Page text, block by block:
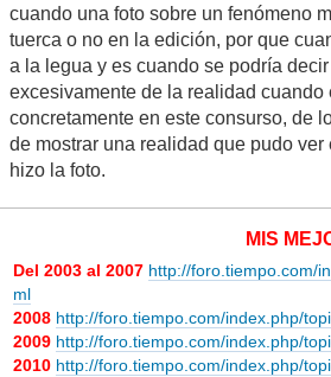
cuando una foto sobre un fenómeno
tuerca o no en la edición, por que
a la legua y es cuando se podría
excesivamente de la realidad cuando
concretamente en este consurso, de
de mostrar una realidad que pudo
hizo la foto.
MIS MEJORES
Del 2003 al 2007 http://foro.tiempo.com/
ml
2008 http://foro.tiempo.com/index.php/
2009 http://foro.tiempo.com/index.php/
2010 http://foro.tiempo.com/index.php/